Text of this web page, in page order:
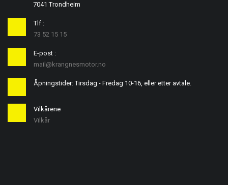
7041 Trondheim
Tlf :
73 52 15 15
E-post :
mail@krangnesmotor.no
Åpningstider: Tirsdag - Fredag 10-16, eller etter avtale.
Vilkårene
Vilkår